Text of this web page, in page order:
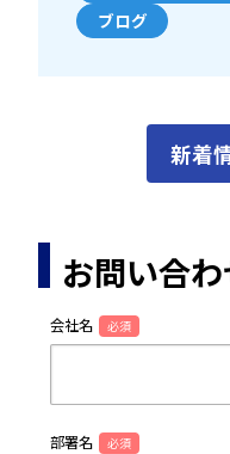
ブログ
新着
お問い合
会社名 必須
部署名 必須